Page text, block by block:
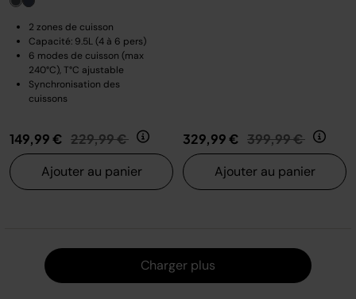
2 zones de cuisson
Capacité: 9.5L (4 à 6 pers)
6 modes de cuisson (max
240°C), T°C ajustable
Synchronisation des
cuissons
149,99 € Prix réduit de
229,99 € au
Ajouter au panier
329,99 € Prix réduit de
399,99 € au
Ajouter au panier
Charger plus